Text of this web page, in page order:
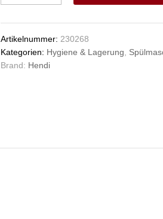
-
HENDI,
472x566x(H)705mm
Anzahl
Artikelnummer: 230268
Kategorien: Hygiene & Lagerung,
Brand: Hendi